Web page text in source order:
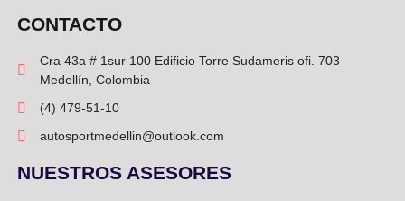
CONTACTO
Cra 43a # 1sur 100 Edificio Torre Sudameris ofi. 703
Medellín, Colombia
(4) 479-51-10
autosportmedellin@outlook.com
NUESTROS ASESORES